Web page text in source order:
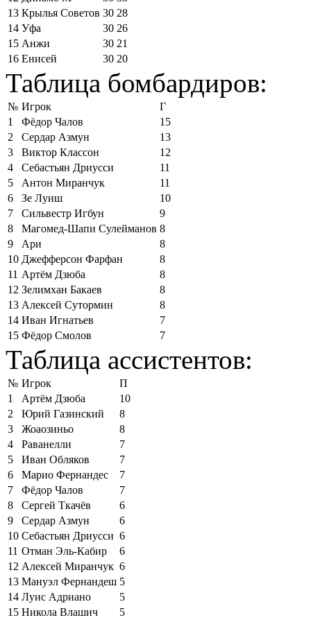
13 Крылья Советов 30 28
14 Уфа 30 26
15 Анжи 30 21
16 Енисей 30 20
Таблица бомбардиров:
№ Игрок
Г
1
Фёдор Чалов
15
2
Сердар Азмун
13
3
Виктор Классон
12
4
Себастьян Дриусси
11
5
Антон Миранчук
11
6
Зе Луиш
10
7
Сильвестр Игбун
9
8
Магомед-Шапи Сулейманов 8
9
Ари
8
10 Джефферсон Фарфан
8
11 Артём Дзюба
8
12 Зелимхан Бакаев
8
13 Алексей Сутормин
8
14 Иван Игнатьев
7
15 Фёдор Смолов 7
Таблица ассистентов:
№ Игрок
П
1
Артём Дзюба
10
2
Юрий Газинский
8
3
Жоаозиньо
8
4
Раванелли
7
5
Иван Обляков
7
6
Марио Фернандес
7
7
Фёдор Чалов
7
8
Сергей Ткачёв
6
9
Сердар Азмун
6
10 Себастьян Дриусси 6
11 Отман Эль-Кабир
6
12 Алексей Миранчук 6
13 Мануэл Фернандеш 5
14 Луис Адриано
5
15 Никола Влашич 5